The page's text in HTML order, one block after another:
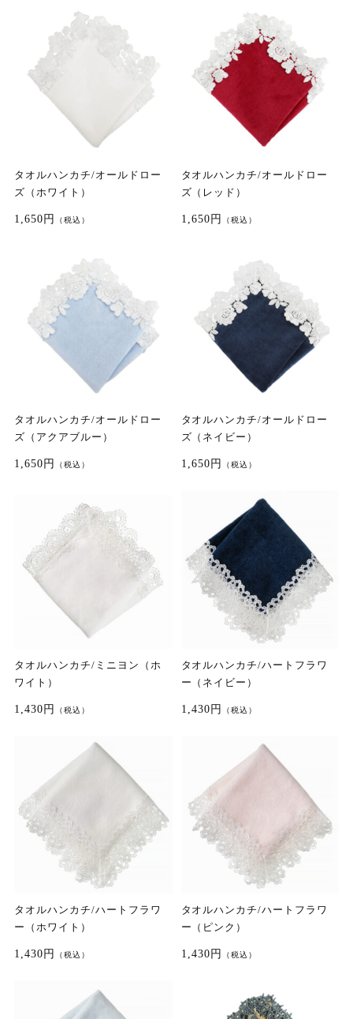
タオルハンカチ/オールドロー
ズ（ホワイト）
1,650円 （税込）
タオルハンカチ/オールドロー
ズ（レッド）
1,650円 （税込）
タオルハンカチ/オールドロー
ズ（アクアブルー）
1,650円 （税込）
タオルハンカチ/オールドロー
ズ（ネイビー）
1,650円 （税込）
タオルハンカチ/ミニヨン（ホ
ワイト）
1,430円 （税込）
タオルハンカチ/ハートフラワ
ー（ネイビー）
1,430円 （税込）
タオルハンカチ/ハートフラワ
ー（ホワイト）
1,430円 （税込）
タオルハンカチ/ハートフラワ
ー（ピンク）
1,430円 （税込）